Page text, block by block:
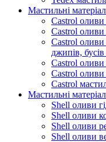
Мастильні
Castrol оливи
Castrol оливи
Castrol оливи
джипів,
Castrol оливи
Castrol оливи
Castrol
Мастильні
Shell оливи
Shell оливи
Shell оливи
Shell оливи